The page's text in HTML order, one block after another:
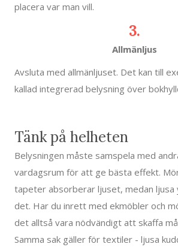
placera var man vill.
3.
Allmänljus
Avsluta med allmänljuset. Det kan till
kallad integrerad belysning över
Tänk på helheten
Belysningen måste samspela med
vardagsrum för att ge bästa effekt.
tapeter absorberar ljuset, medan
det. Har du inrett med ekmöbler och
det alltså vara nödvändigt att skaffa
Samma sak gäller för textiler - ljusa